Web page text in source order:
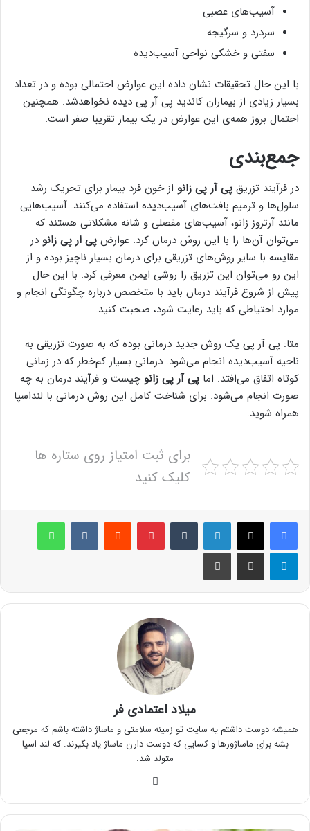
آسیب‌های عصبی
سردرد و سرگیجه
سفتی و خشکی نواحی آسیب‌دیده
با این حال تحقیقات نشان داده این عوارض احتمالی بوده و در تعداد
بسیار زیادی از بیماران کاندید پی آر پی دیده نخواهدشد. همچنین
احتمال بروز همه‌ی این عوارض در یک بیمار تقریبا صفر است.
جمع‌بندی
در فرآیند تزریق پی آر پی زانو از خون فرد بیمار برای تحریک رشد
سلول‌ها و ترمیم بافت‌های آسیب‌دیده استفاده می‌کنند. آسیب‌هایی
مانند آرتروز زانو، آسیب‌های مفصلی و شانه مشکلاتی هستند که
می‌توان آن‌ها را با این روش درمان کرد. عوارض پی ار پی زانو در
مقایسه با سایر روش‌های تزریقی برای درمان بسیار ناچیز بوده و از
این رو می‌توان این تزریق را روشی ایمن معرفی کرد. با این حال
پیش از شروع فرآیند درمان باید با متخصص درباره چگونگی انجام و
موارد احتیاطی که باید رعایت شود، صحبت کنید.
متا: پی آر پی یک روش جدید درمانی بوده که به صورت تزریقی به
ناحیه آسیب‌دیده انجام می‌شود. درمانی بسیار کم‌خطر که در زمانی
کوتاه اتفاق می‌افتد. اما پی آر پی زانوچیست و فرآیند درمان به چه
صورت انجام می‌شود. برای شناخت کامل این روش درمانی با لنداسپا
همراه شوید.
برای ثبت امتیاز روی ستاره ها
کلیک کنید
لینکدین ‫تامبلر پینترست‫رددیت ‫VKontakteواتس آپ
تلگرام اشتراک گذاری از طریق ایمیل چاپ
میلاد اعتمادی فر
همیشه دوست داشتم یه سایت تو زمینه سلامتی و ماساژ داشته باشم که مرجعی
بشه برای ماساژورها و کسایی که دوست دارن ماساژ یاد بگیرند. که لند اسپا
متولد شد.